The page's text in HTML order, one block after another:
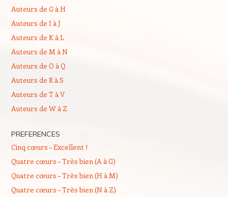
Auteurs de G à H
Auteurs de I à J
Auteurs de K à L
Auteurs de M à N
Auteurs de O à Q
Auteurs de R à S
Auteurs de T à V
Auteurs de W à Z
PREFERENCES
Cinq cœurs – Excellent !
Quatre cœurs – Très bien (A à G)
Quatre cœurs – Très bien (H à M)
Quatre cœurs – Très bien (N à Z)